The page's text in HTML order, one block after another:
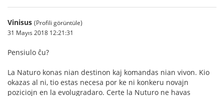
Vinisus (Profili görüntüle)
31 Mayıs 2018 12:21:31
Pensiulo ĉu?
La Naturo konas nian destinon kaj komandas nian vivon. Kio
okazas al ni, tio estas necesa por ke ni konkeru novajn
poziciojn en la evolugradaro. Certe la Nuturo ne havas